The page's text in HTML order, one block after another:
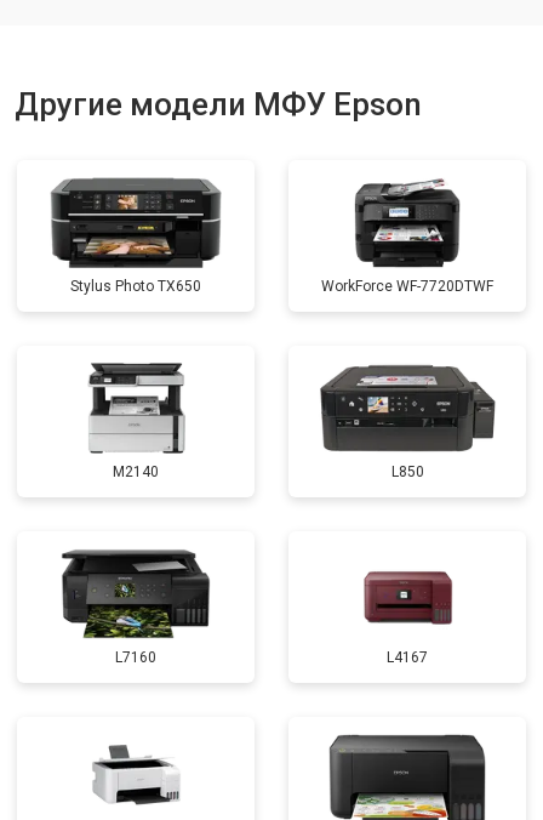
Другие модели МФУ Epson
Stylus Photo TX650 WorkForce WF-7720DTWF
M2140 L850
L7160 L4167